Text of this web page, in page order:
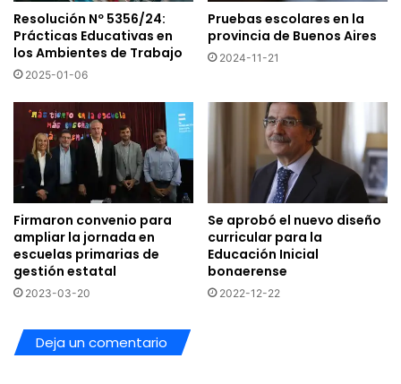
Resolución Nº 5356/24:
Prácticas Educativas en
los Ambientes de Trabajo
2025-01-06
Pruebas escolares en la
provincia de Buenos Aires
2024-11-21
Firmaron convenio para
ampliar la jornada en
escuelas primarias de
gestión estatal
2023-03-20
Se aprobó el nuevo diseño
curricular para la
Educación Inicial
bonaerense
2022-12-22
Deja un comentario